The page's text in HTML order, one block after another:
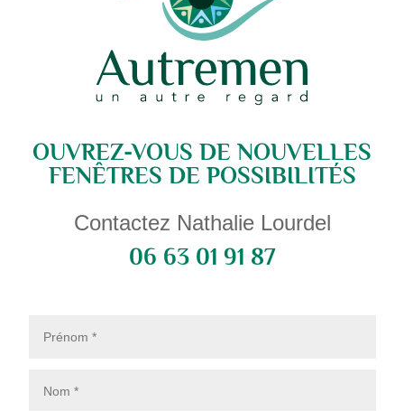
OUVREZ-VOUS DE NOUVELLES
FENÊTRES DE POSSIBILITÉS
Contactez Nathalie Lourdel
06 63 01 91 87